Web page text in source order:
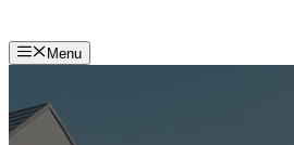
Menu